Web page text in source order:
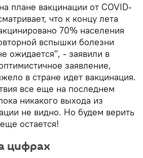
плане вакцинации от COVID-
что к концу лета
70% населения
вспышки болезни
ожидается", - заявили в
заявление,
в стране идет вакцинация.
все еще на последнем
никакого выхода из
не видно. Но будем верить
остается!
цифрах